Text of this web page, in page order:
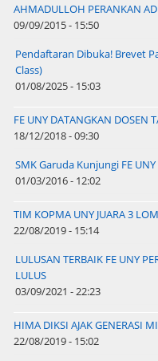
AHMADULLOH PERANKAN
09/09/2015 - 15:50
Pendaftaran Dibuka! Brevet
Class)
01/08/2025 - 15:03
FE UNY DATANGKAN DOSEN
18/12/2018 - 09:30
SMK Garuda Kunjungi FE UNY
01/03/2016 - 12:02
TIM KOPMA UNY JUARA 3
22/08/2019 - 15:14
LULUSAN TERBAIK FE UNY
LULUS
03/09/2021 - 22:23
HIMA DIKSI AJAK GENERASI
22/08/2019 - 15:02